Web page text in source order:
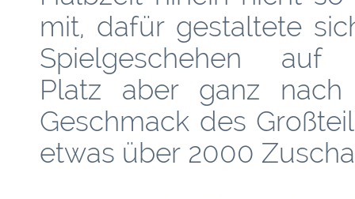
mit, dafür gestaltete
Spielgeschehen auf
Platz aber ganz
Geschmack des
etwas über 2000